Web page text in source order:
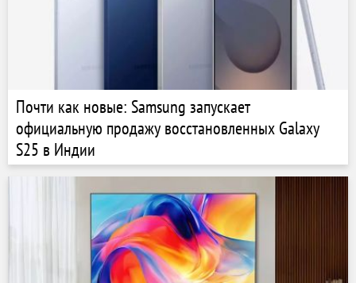
Почти как новые: Samsung запускает
официальную продажу восстановленных Galaxy
S25 в Индии